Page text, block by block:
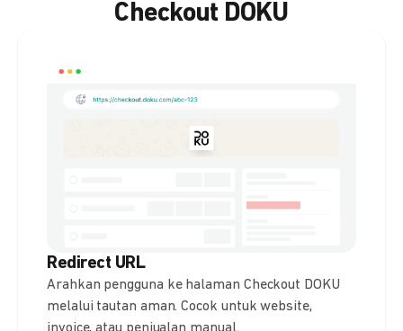
Checkout DOKU
Redirect URL
Arahkan pengguna ke halaman Checkout DOKU
melalui tautan aman. Cocok untuk website,